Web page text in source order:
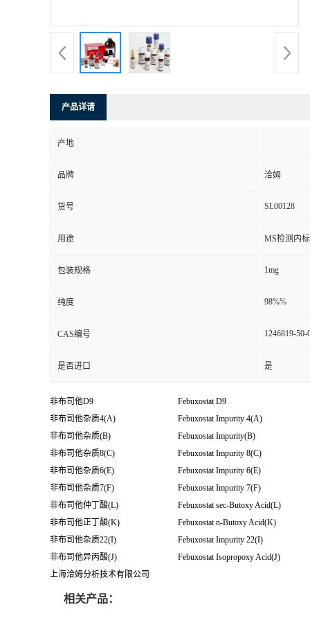
产品详请
产地
品牌 洽姆
货号 SL00128
用途 MS检测内标
包装规格 1mg
纯度 98%%
CAS编号 1246819-50-
是否进口 是
非布司他D9
Febuxostat D9
非布司他杂质4(A)
Febuxostat Impurity 4(A)
非布司他杂质(B)
Febuxostat Impurity(B)
非布司他杂质8(C)
Febuxostat Impurity 8(C)
非布司他杂质6(E)
Febuxostat Impurity 6(E)
非布司他杂质7(F)
Febuxostat Impurity 7(F)
非布司他仲丁酸(L)
Febuxostat sec-Butoxy Acid(L)
非布司他正丁酸(K)
Febuxostat n-Butoxy Acid(K)
非布司他杂质22(I)
Febuxostat Impurity 22(I)
非布司他异丙酸(J)
Febuxostat Isopropoxy Acid(J)
上海洽姆分析技术有限公司
相关产品：